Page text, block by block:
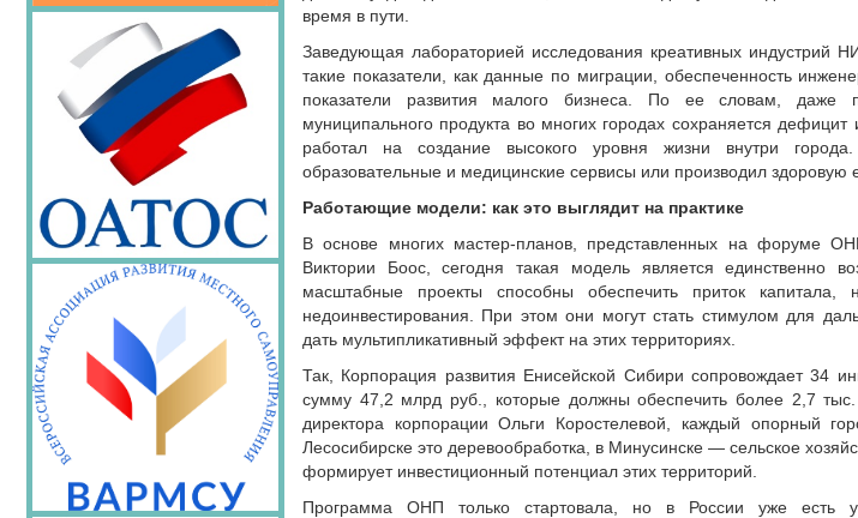
время в пути.
Заведующая лабораторией исследования креативных
такие показатели, как данные по миграции, обеспеченность
показатели развития малого бизнеса. По ее словам, даже
муниципального продукта во многих городах сохраняется
работал на создание высокого уровня жизни внутри
образовательные и медицинские сервисы или производил здоровую
Работающие модели: как это выглядит на практике
В основе многих мастер-планов, представленных на форуме
Виктории Боос, сегодня такая модель является единственно
масштабные проекты способны обеспечить приток капитала,
недоинвестирования. При этом они могут стать стимулом для
дать мультипликативный эффект на этих территориях.
Так, Корпорация развития Енисейской Сибири сопровождает 34
сумму 47,2 млрд руб., которые должны обеспечить более 2,7
директора корпорации Ольги Коростелевой, каждый опорный
Лесосибирске это деревообработка, в Минусинске — сельское
формирует инвестиционный потенциал этих территорий.
Программа ОНП только стартовала, но в России уже есть